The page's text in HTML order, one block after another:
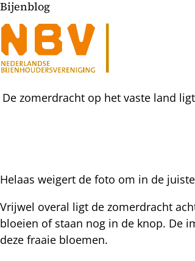
Bijenblog
De zomerdracht op het vaste land
Helaas weigert de foto om in de
Vrijwel overal ligt de zomerdracht
bloeien of staan nog in de knop. De
deze fraaie bloemen.